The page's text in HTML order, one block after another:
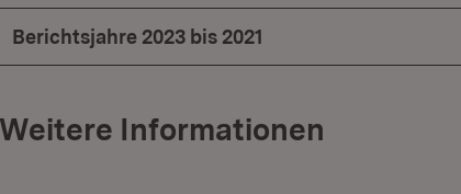
Berichtsjahre 2023 bis 2021
Weitere Informationen